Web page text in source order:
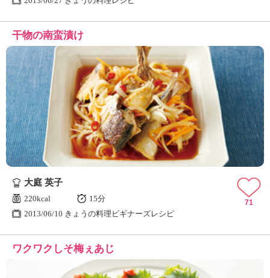
干物の南蛮漬け
大庭 英子
220kcal
15分
2013/06/10 きょうの料理ビギナーズレシピ
71
ワクワクしそ梅ぇあじ